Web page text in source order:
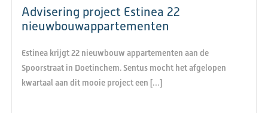
Advisering project Estinea 22
nieuwbouwappartementen
Estinea krijgt 22 nieuwbouw appartementen aan de
Spoorstraat in Doetinchem. Sentus mocht het afgelopen
kwartaal aan dit mooie project een […]